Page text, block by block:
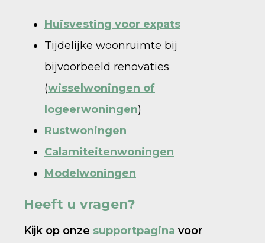
Huisvesting voor expats
Tijdelijke woonruimte bij
bijvoorbeeld renovaties
(wisselwoningen of
logeerwoningen)
Rustwoningen
Calamiteitenwoningen
Modelwoningen
Heeft u vragen?
Kijk op onze supportpagina voor